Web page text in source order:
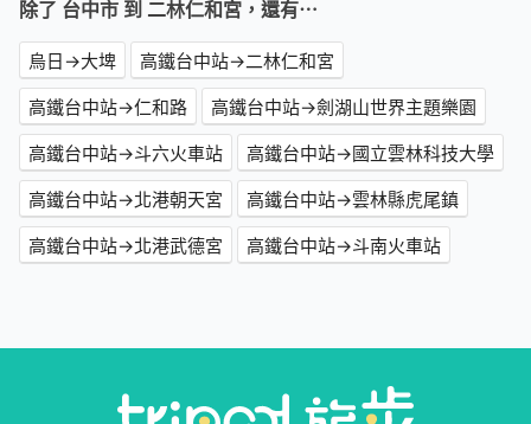
除了 台中市 到 二林仁和宮，還有⋯
烏日→大埤
高鐵台中站→二林仁和宮
高鐵台中站→仁和路
高鐵台中站→劍湖山世界主題樂園
高鐵台中站→斗六火車站
高鐵台中站→國立雲林科技大學
高鐵台中站→北港朝天宮
高鐵台中站→雲林縣虎尾鎮
高鐵台中站→北港武德宮
高鐵台中站→斗南火車站